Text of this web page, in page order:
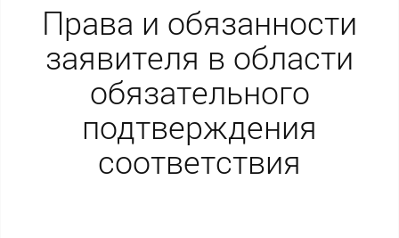
Права и обязанности
заявителя в области
обязательного
подтверждения
соответствия